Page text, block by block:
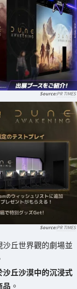
PR TIMES
PR TIMES
丘世界觀的劇場並
沙丘沙漠中的沉浸式
品 。